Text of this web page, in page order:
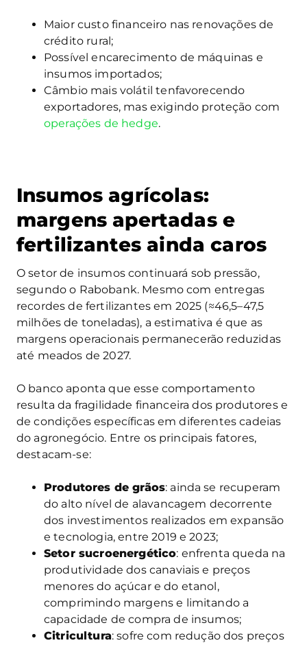
Maior custo financeiro nas renovações de
crédito rural;
Possível encarecimento de máquinas e
insumos importados;
Câmbio mais volátil tenfavorecendo
exportadores, mas exigindo proteção com
operações de hedge.
Insumos agrícolas:
margens apertadas e
fertilizantes ainda caros
O setor de insumos continuará sob pressão,
segundo o Rabobank. Mesmo com entregas
recordes de fertilizantes em 2025 (≈46,5–47,5
milhões de toneladas), a estimativa é que as
margens operacionais permanecerão reduzidas
até meados de 2027.
O banco aponta que esse comportamento
resulta da fragilidade financeira dos produtores e
de condições específicas em diferentes cadeias
do agronegócio. Entre os principais fatores,
destacam-se:
Produtores de grãos: ainda se recuperam
do alto nível de alavancagem decorrente
dos investimentos realizados em expansão
e tecnologia, entre 2019 e 2023;
Setor sucroenergético: enfrenta queda na
produtividade dos canaviais e preços
menores do açúcar e do etanol,
comprimindo margens e limitando a
capacidade de compra de insumos;
Citricultura: sofre com redução dos preços